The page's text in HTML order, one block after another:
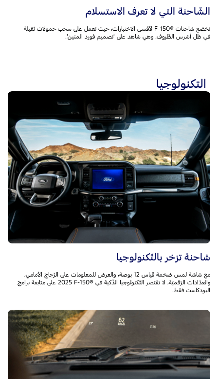
الشّاحنة التي لا تعرف الاستسلام
تخضع شاحنات F-150®‎ لأقسى الاختبارات، حيث تعمل على سحب حمولات ثقيلة
في ظل أشرس الظّروف. وهي شاهد على 'تصميم فورد المتين'.
التكنولوجيا
شاحنة تزخر بالتّكنولوجيا
مع شاشة لمس ضخمة قياس 12 بوصة، والعرض للمعلومات على الزّجاج الأمامي،
والعدّادات الرّقميّة، لا تقتصر التّكنولوجيا الذّكية في F-150®‎ ‏2025 على متابعة برامج
البودكاست فقط.